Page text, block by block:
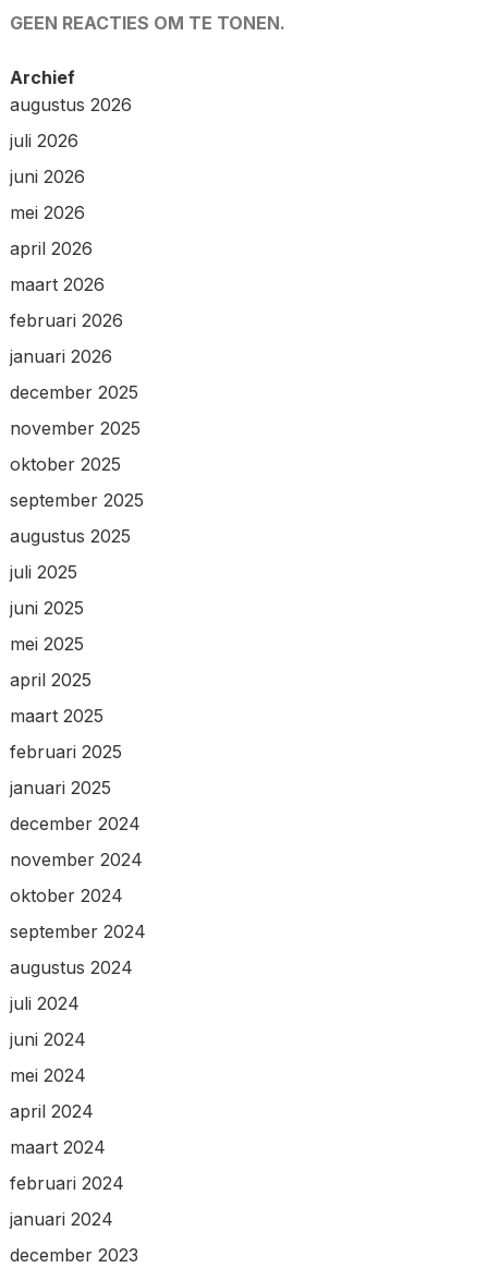
GEEN REACTIES OM TE TONEN.
Archief
augustus 2026
juli 2026
juni 2026
mei 2026
april 2026
maart 2026
februari 2026
januari 2026
december 2025
november 2025
oktober 2025
september 2025
augustus 2025
juli 2025
juni 2025
mei 2025
april 2025
maart 2025
februari 2025
januari 2025
december 2024
november 2024
oktober 2024
september 2024
augustus 2024
juli 2024
juni 2024
mei 2024
april 2024
maart 2024
februari 2024
januari 2024
december 2023